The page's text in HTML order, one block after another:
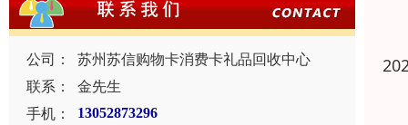
公司：
苏州苏信购物卡消费卡礼品回收中心
联系：
金先生
手机：
13052873296